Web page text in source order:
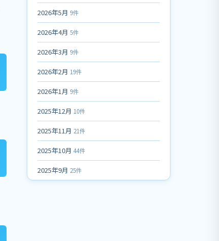
2026年5月 9件
2026年4月 5件
2026年3月 9件
2026年2月 19件
2026年1月 9件
2025年12月 10件
2025年11月 21件
2025年10月 44件
2025年9月 25件